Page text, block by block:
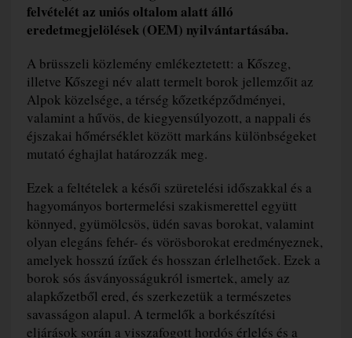
felvételét az uniós oltalom alatt álló
eredetmegjelölések (OEM) nyilvántartásába.
A brüsszeli közlemény emlékeztetett: a Kőszeg,
illetve Kőszegi név alatt termelt borok jellemzőit az
Alpok közelsége, a térség kőzetképződményei,
valamint a hűvös, de kiegyensúlyozott, a nappali és
éjszakai hőmérséklet között markáns különbségeket
mutató éghajlat határozzák meg.
Ezek a feltételek a késői szüretelési időszakkal és a
hagyományos bortermelési szakismerettel együtt
könnyed, gyümölcsös, üdén savas borokat, valamint
olyan elegáns fehér- és vörösborokat eredményeznek,
amelyek hosszú ízűek és hosszan érlelhetőek. Ezek a
borok sós ásványosságukról ismertek, amely az
alapkőzetből ered, és szerkezetük a természetes
savasságon alapul. A termelők a borkészítési
eljárások során a visszafogott hordós érlelés és a